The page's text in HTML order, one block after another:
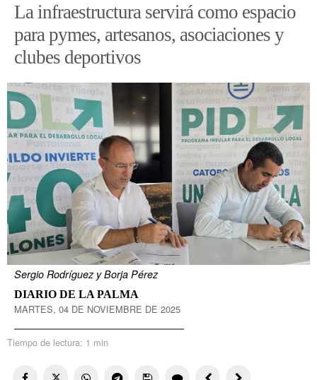
La infraestructura servirá como espacio
para pymes, artesanos, asociaciones y
clubes deportivos
Sergio Rodríguez y Borja Pérez
DIARIO DE LA PALMA
MARTES, 04 DE NOVIEMBRE DE 2025
Tiempo de lectura: 1 min